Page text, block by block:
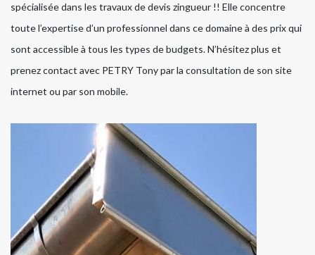
spécialisée dans les travaux de devis zingueur !! Elle concentre
toute l’expertise d’un professionnel dans ce domaine à des prix qui
sont accessible à tous les types de budgets. N’hésitez plus et
prenez contact avec PETRY Tony par la consultation de son site
internet ou par son mobile.